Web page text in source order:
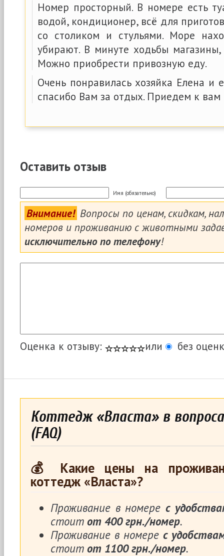
Номер просторный. В номере есть
водой, кондиционер, всё для
со столиком и стульями. Море
убирают. В минуте ходьбы
Можно приобрести привозную еду.
Очень понравилась хозяйка Елена и
спасибо Вам за отдых. Приедем к
Оставить отзыв
Имя (обязательно)
Внимание! Вопросы по ценам, скидкам,
номеров и проживанию с животными
исключительно по телефону!
Оценка к отзыву: или без
Коттедж «Власта» в
(FAQ)
💰 Какие цены на
коттедж «Власта»?
Проживание в номерес
стоит от 400 грн./номер.
Проживание в номере с
стоит от 1100 грн./номер.